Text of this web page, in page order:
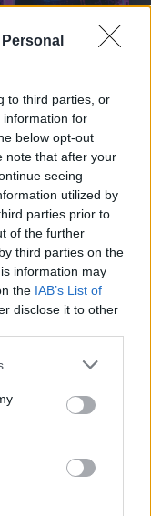
to third parties, or
information for
below opt-out
note that after your
seeing
utilized by
parties prior to
of the further
third parties on the
information may
the IAB’s List of
disclose it to other
de
para
mira
💾 ¡Guarda
estrellada!
K